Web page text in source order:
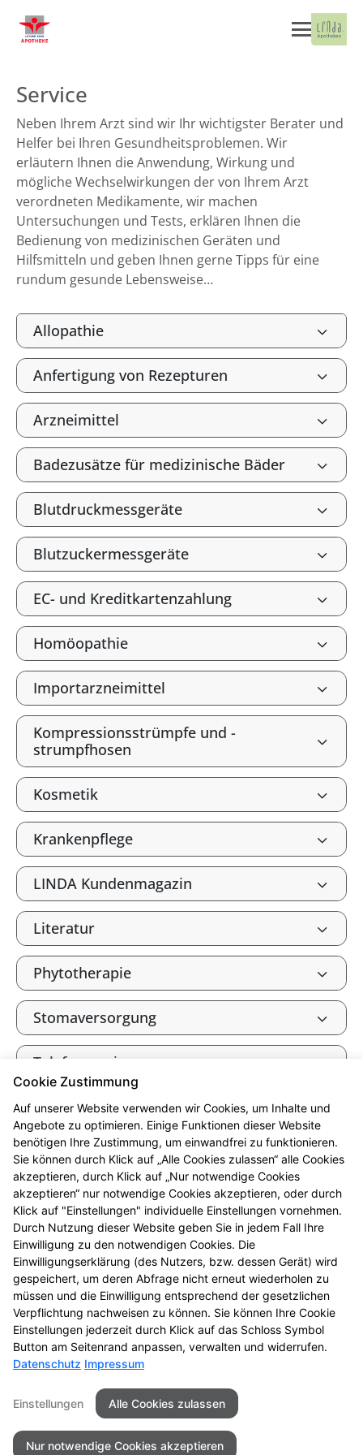
Service
Neben Ihrem Arzt sind wir Ihr wichtigster Berater und
Helfer bei Ihren Gesundheitsproblemen. Wir
erläutern Ihnen die Anwendung, Wirkung und
mögliche Wechselwirkungen der von Ihrem Arzt
verordneten Medikamente, wir machen
Untersuchungen und Tests, erklären Ihnen die
Bedienung von medizinischen Geräten und
Hilfsmitteln und geben Ihnen gerne Tipps für eine
rundum gesunde Lebensweise…
Allopathie
Anfertigung von Rezepturen
Arzneimittel
Badezusätze für medizinische Bäder
Blutdruckmessgeräte
Blutzuckermessgeräte
EC- und Kreditkartenzahlung
Homöopathie
Importarzneimittel
Kompressionsstrümpfe und -
strumpfhosen
Kosmetik
Krankenpflege
LINDA Kundenmagazin
Literatur
Phytotherapie
Stomaversorgung
Telefonservice
Tierarzneimittel
Verbandkasten, Haus- und
Reiseapotheke
Warenlager
Wellness-Produkte
Wunden
Seitenübersicht Kontakt
Impressum
Datenschutz
Barrierefreiheit
Cookie Zustimmung
Auf unserer Website verwenden wir Cookies, um Inhalte und
Angebote zu optimieren. Einige Funktionen dieser Website
benötigen Ihre Zustimmung, um einwandfrei zu funktionieren.
Sie können durch Klick auf „Alle Cookies zulassen“ alle Cookies
akzeptieren, durch Klick auf „Nur notwendige Cookies
akzeptieren“ nur notwendige Cookies akzeptieren, oder durch
Klick auf "Einstellungen" individuelle Einstellungen vornehmen.
Durch Nutzung dieser Website geben Sie in jedem Fall Ihre
Einwilligung zu den notwendigen Cookies. Die
Einwilligungserklärung (des Nutzers, bzw. dessen Gerät) wird
gespeichert, um deren Abfrage nicht erneut wiederholen zu
müssen und die Einwilligung entsprechend der gesetzlichen
Verpflichtung nachweisen zu können. Sie können Ihre Cookie
Einstellungen jederzeit durch Klick auf das Schloss Symbol
Button am Seitenrand anpassen, verwalten und widerrufen.
Datenschutz Impressum
Einstellungen Alle Cookies zulassen
Nur notwendige Cookies akzeptieren